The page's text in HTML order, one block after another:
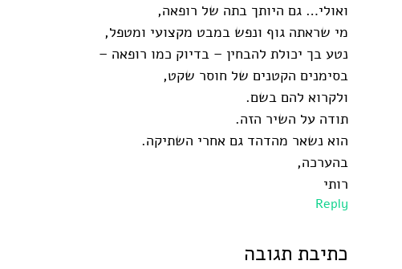
ואולי… גם היותך בתה של רופאה,
מי שראתה גוף ונפש במבט מקצועי ומטפל,
נטע בך יכולת להבחין – בדיוק כמו רופאה –
בסימנים הקטנים של חוסר שקט,
ולקרוא להם בשם.
תודה על השיר הזה.
הוא נשאר מהדהד גם אחרי השתיקה.
בהערכה,
רותי
Reply
כתיבת תגובה